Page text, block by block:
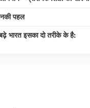
पहल
भारत इसका दो तरीके के है: